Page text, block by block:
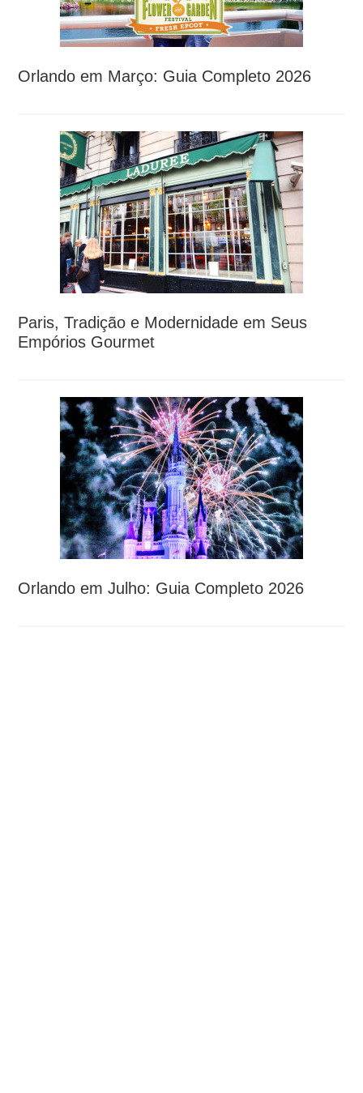
Orlando em Março: Guia Completo 2026
Paris, Tradição e Modernidade em Seus
Empórios Gourmet
Orlando em Julho: Guia Completo 2026